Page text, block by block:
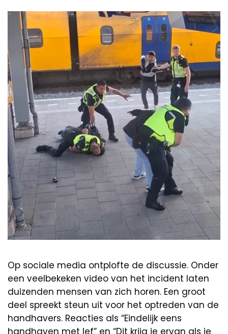
Op sociale media ontplofte de discussie. Onder
een veelbekeken video van het incident laten
duizenden mensen van zich horen. Een groot
deel spreekt steun uit voor het optreden van de
handhavers. Reacties als “Eindelijk eens